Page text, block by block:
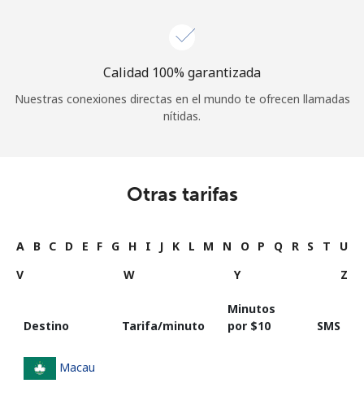
Calidad 100% garantizada
Nuestras conexiones directas en el mundo te ofrecen llamadas
nítidas.
Otras tarifas
A B C D E F G H I J K L M N O P Q R S T
U
V
W Y Z
Destino Tarifa/minuto
Minutos
por ⁦$10⁩
SMS
Macau